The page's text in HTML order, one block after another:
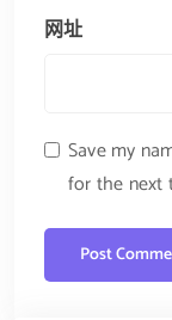
网址
Save my
for the next